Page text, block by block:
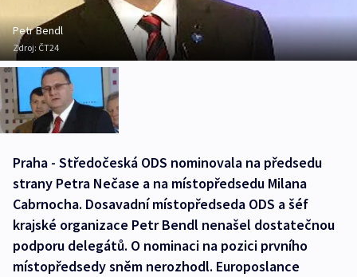
Petr Bendl
Zdroj: ČT24
Praha - Středočeská ODS nominovala na předsedu
strany Petra Nečase a na místopředsedu Milana
Cabrnocha. Dosavadní místopředseda ODS a šéf
krajské organizace Petr Bendl nenašel dostatečnou
podporu delegátů. O nominaci na pozici prvního
místopředsedy sněm nerozhodl. Europoslance